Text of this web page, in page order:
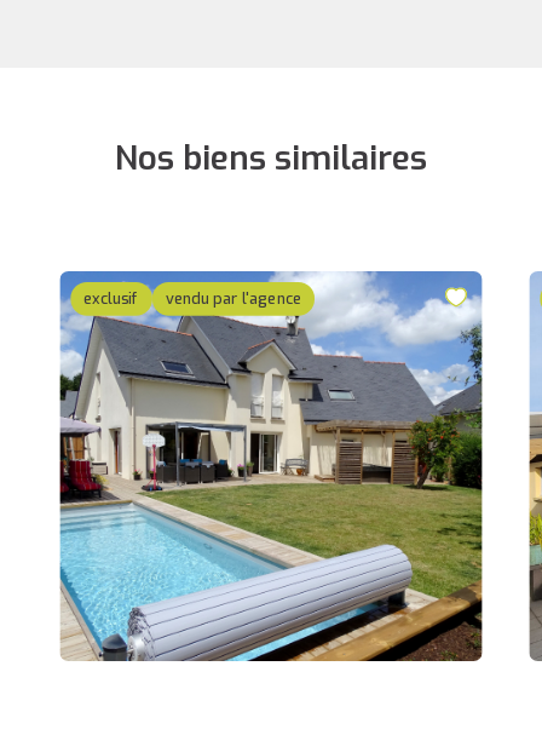
Nos biens similaires
exclusif vendu par l'agence